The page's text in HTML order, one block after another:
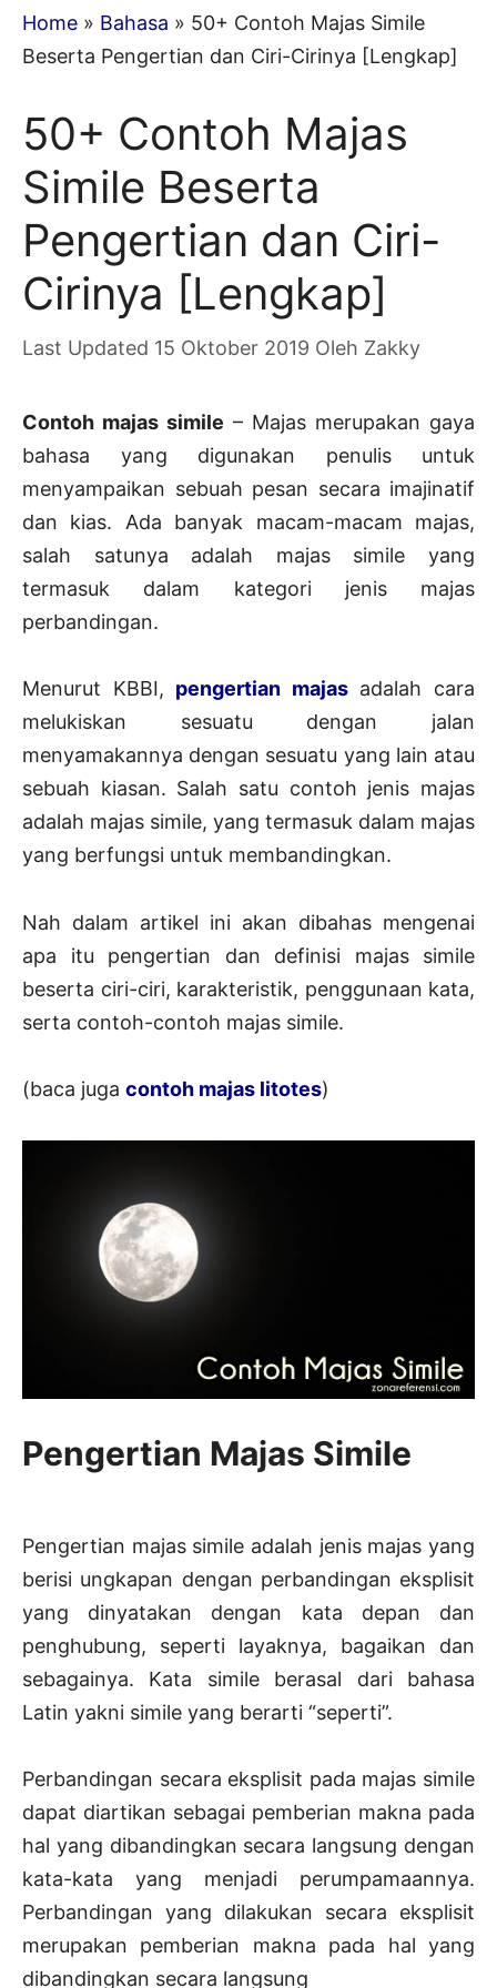
Home » Bahasa » 50+ Contoh Majas Simile
Beserta Pengertian dan Ciri-Cirinya [Lengkap]
50+ Contoh Majas
Simile Beserta
Pengertian dan Ciri-
Cirinya [Lengkap]
15 Oktober 2019 Oleh Zakky
Contoh majas simile – Majas merupakan gaya
bahasa yang digunakan penulis untuk
menyampaikan sebuah pesan secara imajinatif
dan kias. Ada banyak macam-macam majas,
salah satunya adalah majas simile yang
termasuk dalam kategori jenis majas
perbandingan.
Menurut KBBI, pengertian majasadalah cara
melukiskan sesuatu dengan jalan
menyamakannya dengan sesuatu yang lain atau
sebuah kiasan. Salah satu contoh jenis majas
adalah majas simile, yang termasuk dalam majas
yang berfungsi untuk membandingkan.
Nah dalam artikel ini akan dibahas mengenai
apa itu pengertian dan definisi majas simile
beserta ciri-ciri, karakteristik, penggunaan kata,
serta contoh-contoh majas simile.
(baca juga contoh majas litotes)
Pengertian Majas Simile
Pengertian majas simile adalah jenis majas yang
berisi ungkapan dengan perbandingan eksplisit
yang dinyatakan dengan kata depan dan
penghubung, seperti layaknya, bagaikan dan
sebagainya. Kata simile berasal dari bahasa
Latin yakni simile yang berarti “seperti”.
Perbandingan secara eksplisit pada majas simile
dapat diartikan sebagai pemberian makna pada
hal yang dibandingkan secara langsung dengan
kata-kata yang menjadi perumpamaannya.
Perbandingan yang dilakukan secara eksplisit
merupakan pemberian makna pada hal yang
dibandingkan secara langsung